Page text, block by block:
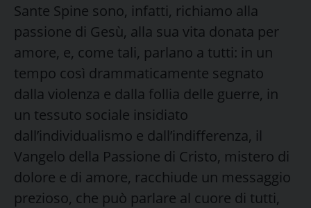
Sante Spine sono, infatti, richiamo alla
passione di Gesù, alla sua vita donata per
amore, e, come tali, parlano a tutti: in un
tempo così drammaticamente segnato
dalla violenza e dalla follia delle guerre, in
un tessuto sociale insidiato
dall’individualismo e dall’indifferenza, il
Vangelo della Passione di Cristo, mistero di
dolore e di amore, racchiude un messaggio
prezioso, che può parlare al cuore di tutti,